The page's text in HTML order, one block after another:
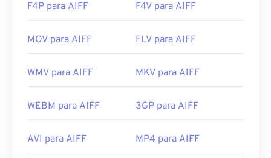
F4P para AIFF F4V para AIFF
MOV para AIFF FLV para AIFF
WMV para AIFF MKV para AIFF
WEBM para AIFF 3GP para AIFF
AVI para AIFF MP4 para AIFF